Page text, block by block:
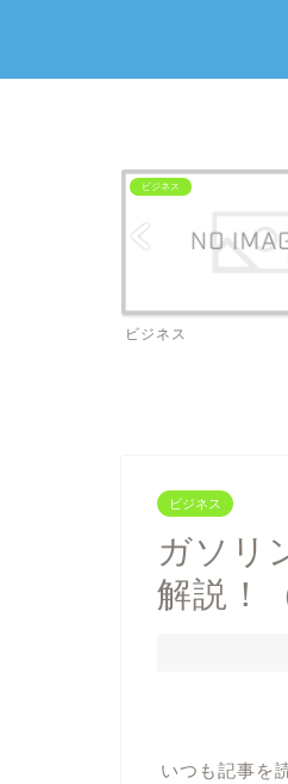
ビジネス
ビジネス
ビジネス
ガソリ
解説！
いつも記事を